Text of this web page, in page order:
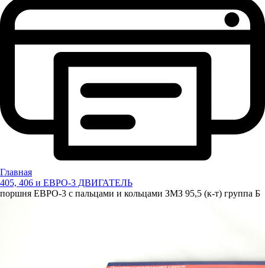
Главная
405, 406 и ЕВРО-3 ДВИГАТЕЛЬ
поршня ЕВРО-3 с пальцами и кольцами ЗМЗ 95,5 (к-т) группа Б